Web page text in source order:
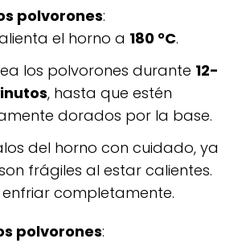
polvorones:
el horno a 180 °C.
los polvorones durante 12-
, hasta que estén
dorados por la base.
del horno con cuidado, ya
frágiles al estar calientes.
enfriar completamente.
polvorones: